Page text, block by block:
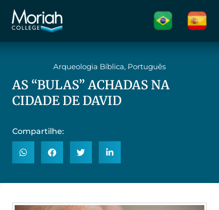
Arqueologia Bíblica, Português
AS “BULAS” ACHADAS NA
CIDADE DE DAVID
Compartilhe: